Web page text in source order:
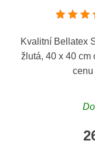
Kvalitní Bellatex
žlutá, 40 x 40 cm
cenu